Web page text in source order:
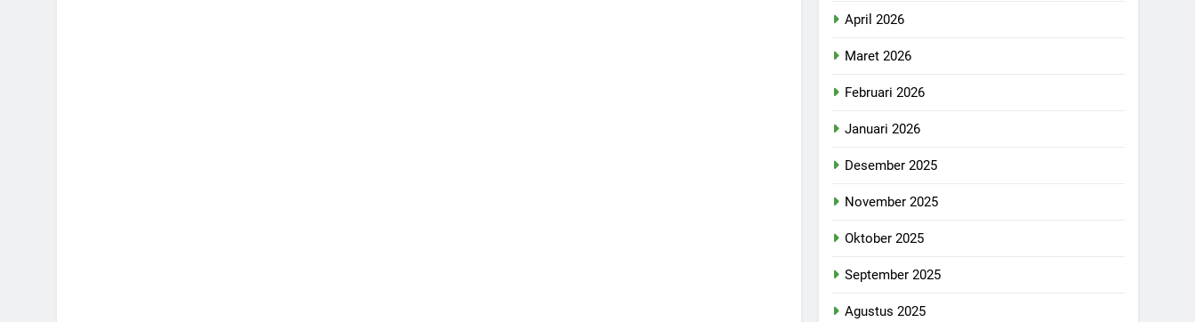
April 2026
Maret 2026
Februari 2026
Januari 2026
Desember 2025
November 2025
Oktober 2025
September 2025
Agustus 2025